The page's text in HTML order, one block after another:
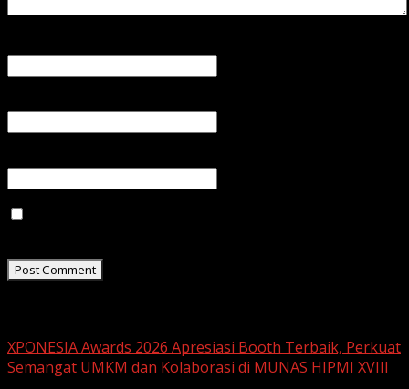
XPONESIA Awards 2026 Apresiasi Booth Terbaik, Perkuat
Semangat UMKM dan Kolaborasi di MUNAS HIPMI XVIII